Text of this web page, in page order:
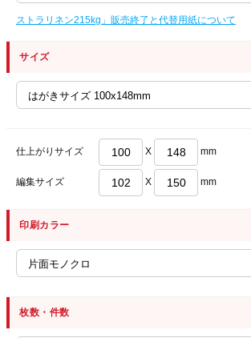
ストラリネン215kg」販売終了と代替用紙について
サイズ
仕上がりサイズ X mm
編集サイズ X mm
印刷カラー
枚数・件数